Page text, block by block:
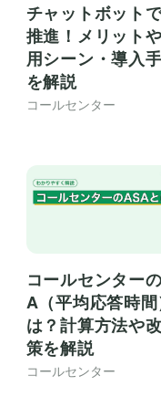
チャットボット
推進！メリット
用シーン・導入
を解説
コールセンター
コールセンター
A（平均応答時間
は？計算方法や
策を解説
コールセンター